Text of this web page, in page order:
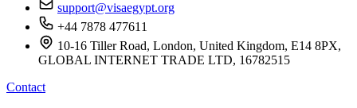
support@visaegypt.org
+44 7878 477611
10-16 Tiller Road, London, United Kingdom, E14 8PX,
GLOBAL INTERNET TRADE LTD, 16782515
Contact